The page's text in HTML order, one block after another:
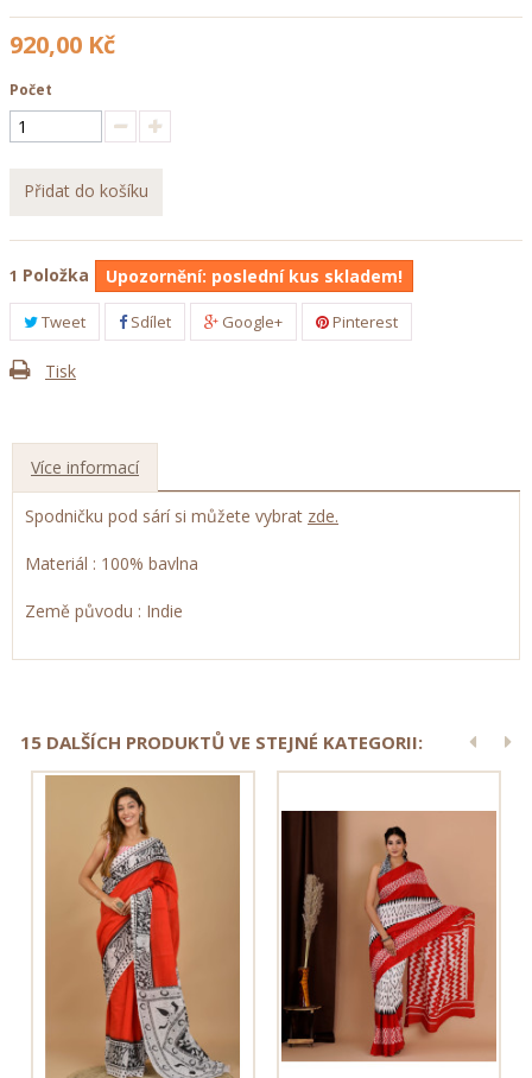
920,00 Kč
Počet
Přidat do košíku
1 Položka Upozornění: poslední kus skladem!
Tweet Sdílet Google+ Pinterest
Tisk
Více informací
Spodničku pod sárí si můžete vybrat zde.
Materiál : 100% bavlna
Země původu : Indie
15 DALŠÍCH PRODUKTŮ VE STEJNÉ KATEGORII: